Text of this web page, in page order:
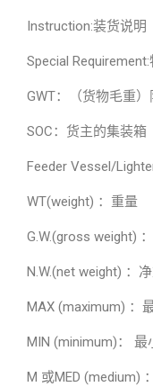
Instruction:装货说明
Special
GWT：（货物毛重
SOC：货主的集装箱
Feeder Vessel/
WT(weight) ：重量
G.W.(gross weight)
N.W.(net weight) ：
MAX (maximum) ：
MIN (minimum)： 最
M 或MED (medium)